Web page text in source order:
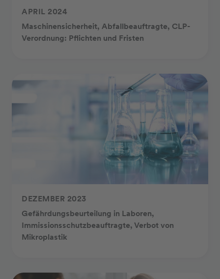
APRIL 2024
Maschinensicherheit, Abfallbeauftragte, CLP-
Verordnung: Pflichten und Fristen
DEZEMBER 2023
Gefährdungsbeurteilung in Laboren,
Immissionsschutzbeauftragte, Verbot von
Mikroplastik